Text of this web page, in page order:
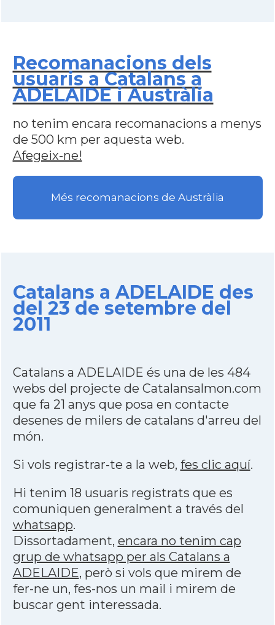
Recomanacions dels
usuaris a Catalans a
ADELAIDE i Austràlia
no tenim encara recomanacions a menys
de 500 km per aquesta web.
Afegeix-ne!
Més recomanacions de Austràlia
Catalans a ADELAIDE des
del 23 de setembre del
2011
Catalans a ADELAIDE és una de les 484
webs del projecte de Catalansalmon.com
que fa 21 anys que posa en contacte
desenes de milers de catalans d'arreu del
món.
Si vols registrar-te a la web, fes clic aquí.
Hi tenim 18 usuaris registrats que es
comuniquen generalment a través del
whatsapp.
Dissortadament, encara no tenim cap
grup de whatsapp per als Catalans a
ADELAIDE, però si vols que mirem de
fer-ne un, fes-nos un mail i mirem de
buscar gent interessada.